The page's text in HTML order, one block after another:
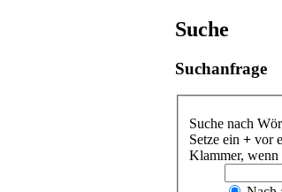
Suche
Suchanfrage
Suche nach
Setze ein + vor
Klammer, wenn